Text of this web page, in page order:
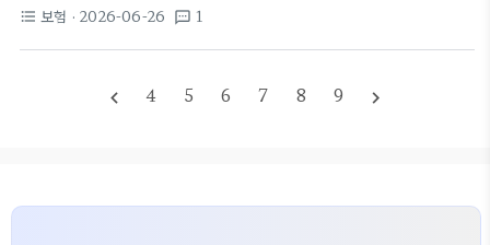
비 위주로 구성을 변경하는 것이 현명합니다. 또한 많
특히 건강종합보험이나 암보험처럼 장기적인 보장을
위해 가입한 상품은 시간이 지나면서 상황이 변하기
어나는 추세를 보면, 예전에 가입했던 보장 범위가 현
거나 반대로 과도한 비용을 지불하고 있을 가능성이
format_list_bulleted 보험 · 2026-06-26 textsms 1
navigate_before 4 5 6 7 8 9 navigate_next